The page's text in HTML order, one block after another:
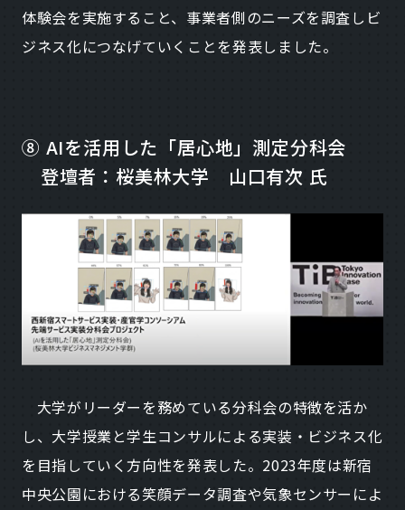
体験会を実施すること、事業者側のニーズを調査しビ
ジネス化につなげていくことを発表しました。
⑧ AIを活用した「居心地」測定分科会
登壇者：桜美林大学 山口有次 氏
大学がリーダーを務めている分科会の特徴を活か
し、大学授業と学生コンサルによる実装・ビジネス化
を目指していく方向性を発表した。2023年度は新宿
中央公園における笑顔データ調査や気象センサーによ